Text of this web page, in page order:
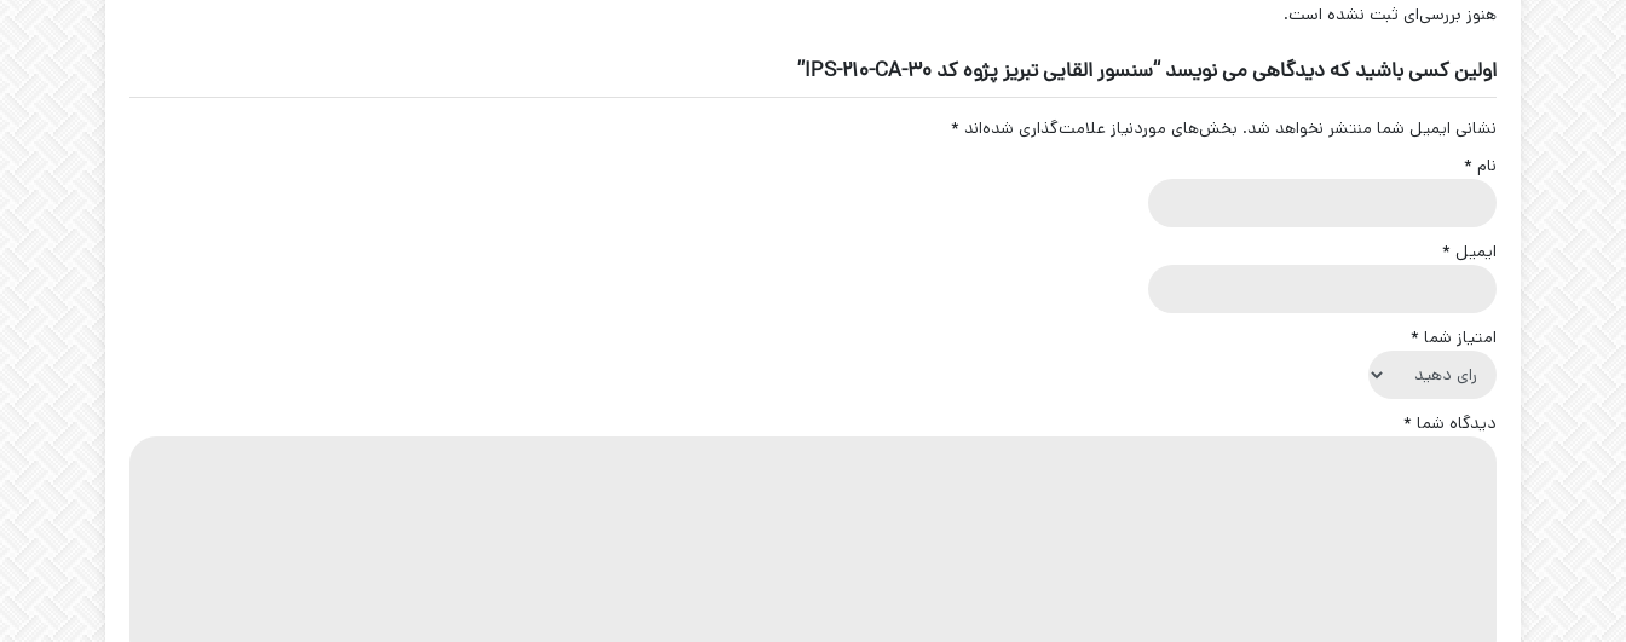
هنوز بررسی‌ای ثبت نشده است.
اولین کسی باشید که دیدگاهی می نویسد “سنسور القایی تبریز پژوه کد IPS-210-CA-30”
نشانی ایمیل شما منتشر نخواهد شد. بخش‌های موردنیاز علامت‌گذاری شده‌اند *
نام *
ایمیل *
امتیاز شما *
دیدگاه شما *